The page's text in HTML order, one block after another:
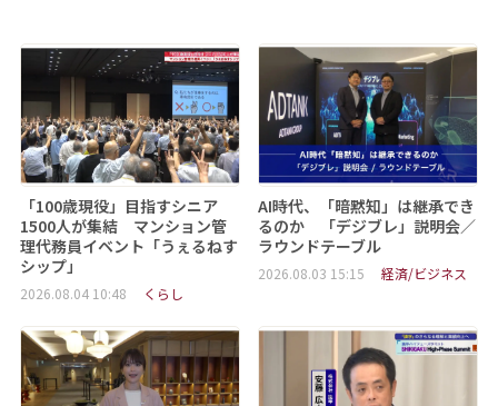
「100歳現役」目指すシニア
1500人が集結 マンション管
理代務員イベント「うぇるねす
シップ」
2026.08.04 10:48 くらし
AI時代、「暗黙知」は継承でき
るのか 「デジブレ」説明会／
ラウンドテーブル
2026.08.03 15:15 経済/ビジネス